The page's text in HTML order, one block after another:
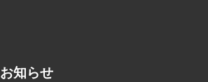
お知らせ